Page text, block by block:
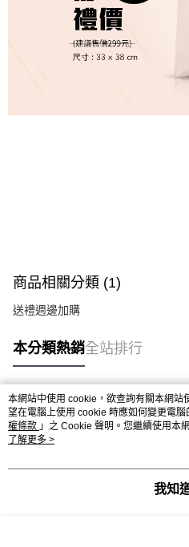
https://aftee.tw/terms/#terms3
３．未成年的使用者請事先徵得法定代
「AFTEE先享後付」，若未經同意申辦
４．使用「AFTEE先享後付」時，將
時審查核予不同之上限額度；若仍有額
５．嚴禁一人註冊多個帳號或使用他人
商品相關分類 (1)
送禮週邊加購
本分類熱銷全站排行
熱門標籤
本網站中使用 cookie，欲查詢有關本網站
望在電腦上使用 cookie 時應如何變更電
權條款 」之 Cookie 聲明。您繼續使用本
用條款之 Cookie 聲明使用 cookie。
了解更多 >
我知